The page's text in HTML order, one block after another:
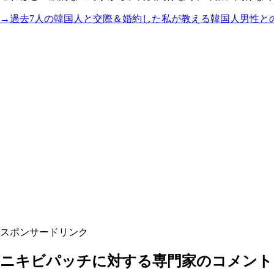
→過去7人の韓国人と交際＆婚約した私が教える韓国人男性と
スポンサードリンク
ニキビパッチに対する専門家のコメント